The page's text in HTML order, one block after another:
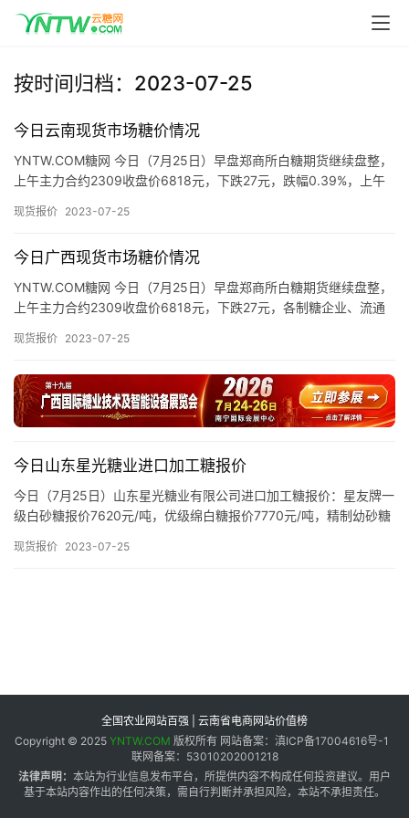
页
糖
公
众
号
现
货
价
专
地
区
链
产
销
按时间归档：2023-07-25
今日云南现货市场糖价情况
YNTW.COM糖网 今日（7月25日）早盘郑商所白糖期货继续盘整，
上午主力合约2309收盘价6818元，下跌27元，跌幅0.39%，上午
现货报价 2023-07-25
今日广西现货市场糖价情况
YNTW.COM糖网 今日（7月25日）早盘郑商所白糖期货继续盘整，
上午主力合约2309收盘价6818元，下跌27元，各制糖企业、流通
现货报价 2023-07-25
今日山东星光糖业进口加工糖报价
今日（7月25日）山东星光糖业有限公司进口加工糖报价：星友牌一
级白砂糖报价7620元/吨，优级绵白糖报价7770元/吨，精制幼砂糖
现货报价 2023-07-25
全国农业网站百强 | 云南省电商网站价值榜
Copyright © 2025 YNTW.COM 版权所有 网站备案：滇ICP备17004616号-1
联网备案：53010202001218
法律声明： 本站为行业信息发布平台，所提供内容不构成任何投资建议。用户
基于本站内容作出的任何决策，需自行判断并承担风险，本站不承担责任。